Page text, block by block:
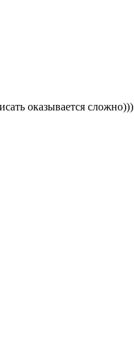
оказывается сложно)))